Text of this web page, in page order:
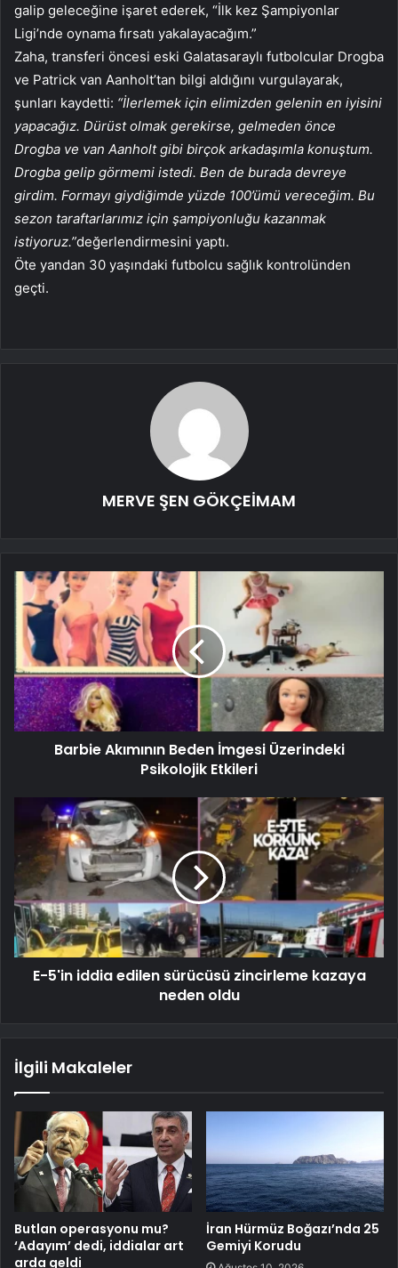
galip geleceğine işaret ederek, “İlk kez Şampiyonlar
Ligi’nde oynama fırsatı yakalayacağım.”
Zaha, transferi öncesi eski Galatasaraylı futbolcular Drogba
ve Patrick van Aanholt’tan bilgi aldığını vurgulayarak,
şunları kaydetti: “İlerlemek için elimizden gelenin en iyisini
yapacağız. Dürüst olmak gerekirse, gelmeden önce
Drogba ve van Aanholt gibi birçok arkadaşımla konuştum.
Drogba gelip görmemi istedi. Ben de burada devreye
girdim. Formayı giydiğimde yüzde 100’ümü vereceğim. Bu
sezon taraftarlarımız için şampiyonluğu kazanmak
istiyoruz.”değerlendirmesini yaptı.
Öte yandan 30 yaşındaki futbolcu sağlık kontrolünden
geçti.
MERVE ŞEN GÖKÇEİMAM
Barbie Akımının Beden İmgesi Üzerindeki
Psikolojik Etkileri
E-5'in iddia edilen sürücüsü zincirleme kazaya
neden oldu
İlgili Makaleler
Butlan operasyonu mu?
‘Adayım’ dedi, iddialar art
arda geldi
İran Hürmüz Boğazı’nda 25
Gemiyi Korudu